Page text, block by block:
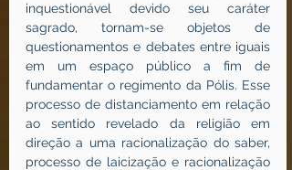
inquestionável devido seu caráter
sagrado, tornam-se objetos de
questionamentos e debates entre iguais
em um espaço público a fim de
fundamentar o regimento da Pólis. Esse
processo de distanciamento em relação
ao sentido revelado da religião em
direção a uma racionalização do saber,
processo de laicização e racionalização